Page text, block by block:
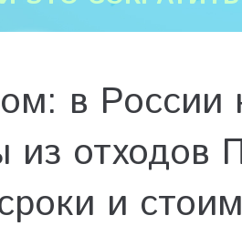
в России
из отходов
и